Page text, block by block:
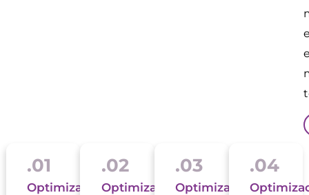
.01
Optimización
.02
Optimización
.03
Optimización
.04